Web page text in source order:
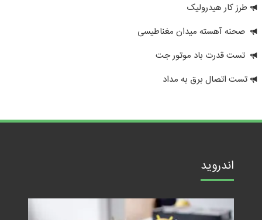
طرز کار هیدرولیک
صحنه آهسته میدان مغناطیسی
تست قدرت باد موتور جت
تست اتصال برق به مداد
اندروید